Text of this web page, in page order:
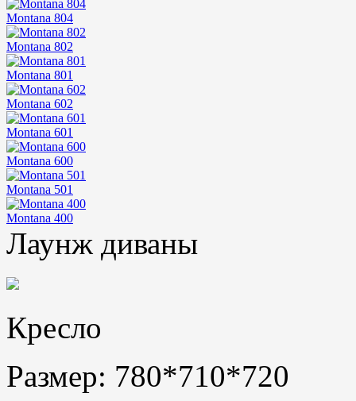
Montana 804
Montana 802
Montana 801
Montana 602
Montana 601
Montana 600
Montana 501
Montana 400
Лаунж диваны
Кресло
Размер: 780*710*720